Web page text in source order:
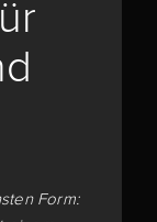
Form: